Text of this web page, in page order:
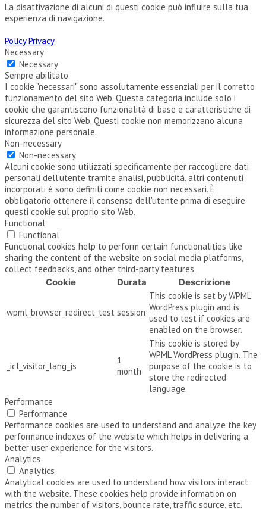
La disattivazione di alcuni di questi cookie può influire sulla tua
esperienza di navigazione.
Policy Privacy
Necessary
Necessary
Sempre abilitato
I cookie "necessari" sono assolutamente essenziali per il corretto
funzionamento del sito Web. Questa categoria include solo i
cookie che garantiscono funzionalità di base e caratteristiche di
sicurezza del sito Web. Questi cookie non memorizzano alcuna
informazione personale.
Non-necessary
Non-necessary
Alcuni cookie sono utilizzati specificamente per raccogliere dati
personali dell'utente tramite analisi, pubblicità, altri contenuti
incorporati è sono definiti come cookie non necessari. È
obbligatorio ottenere il consenso dell'utente prima di eseguire
questi cookie sul proprio sito Web.
Functional
Functional
Functional cookies help to perform certain functionalities like
sharing the content of the website on social media platforms,
collect feedbacks, and other third-party features.
Cookie
Durata Descrizione
wpml_browser_redirect_test session
This cookie is set by WPML
WordPress plugin and is
used to test if cookies are
enabled on the browser.
_icl_visitor_lang_js
1
month
This cookie is stored by
WPML WordPress plugin. The
purpose of the cookie is to
store the redirected
language.
Performance
Performance
Performance cookies are used to understand and analyze the key
performance indexes of the website which helps in delivering a
better user experience for the visitors.
Analytics
Analytics
Analytical cookies are used to understand how visitors interact
with the website. These cookies help provide information on
metrics the number of visitors, bounce rate, traffic source, etc.